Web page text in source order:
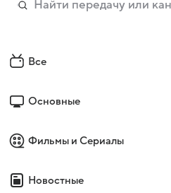
Все
Основные
Фильмы и Сериалы
Новостные